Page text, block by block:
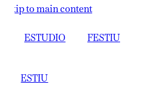
to main content
ESTUDIO FESTIU
ESTIU